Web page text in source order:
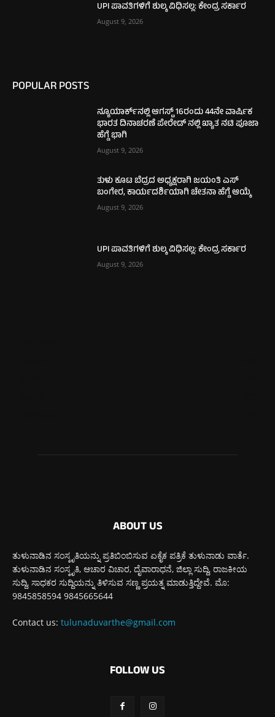
UPI ಪಾವತಿಗಳಿಗೆ ಶುಲ್ಕ ವಿಧಿಸಲ್ಲ: ಕೇಂದ್ರ ಸರ್ಕಾರ
August 9, 2026
POPULAR POSTS
ನ್ಯೂಯಾರ್ಕ್‌ನಲ್ಲಿ ಆಗಸ್ಟ್ 16ರಂದು 44ನೇ ವಾರ್ಷಿಕ
ಭಾರತ ದಿನಾಚರಣೆ ಪೇರೇಡ್ ನಲ್ಲಿ ಖ್ಯಾತ ನಟಿ ಪೂಜಾ
ಹೆಗ್ಡೆ ಭಾಗಿ
August 9, 2026
ತುಳು ಕೂಟ ಬೆದ್ರದ ಅಧ್ಯಕ್ಷರಾಗಿ ಜಯಂತಿ ಎಸ್
ಬಂಗೇರ, ಕಾರ್ಯದರ್ಶಿಯಾಗಿ ಚೇತನಾ ಹೆಗ್ಡೆ ಆಯ್ಕೆ
August 9, 2026
UPI ಪಾವತಿಗಳಿಗೆ ಶುಲ್ಕ ವಿಧಿಸಲ್ಲ: ಕೇಂದ್ರ ಸರ್ಕಾರ
August 9, 2026
ABOUT US
ತುಳುನಾಡಿನ ಸಂಸ್ಕೃತಿಯನ್ನು ಪ್ರತಿಬಿಂಬಿಸುವ ಏಕೈಕ ಪತ್ರಿಕೆ ತುಳುನಾಡು ವಾರ್ತೆ.
ತುಳುನಾಡಿನ ಸಂಸ್ಕೃತಿ, ಆಚಾರ ವಿಚಾರ, ದೈವಾರಾಧನೆ, ಜಿಲ್ಲಾ ಸುದ್ದಿ, ರಾಜಕೀಯ
ಸುದ್ದಿ, ಸಾಧಕರ ಸುದ್ದಿಯನ್ನು ತಿಳಿಸುವ ಸಣ್ಣ ಪ್ರಯತ್ನ ಮಾಡುತ್ತಿದ್ದೇವೆ. ಮೊ:
9845858594 9845665644
Contact us: tulunaduvarthe@gmail.com
FOLLOW US